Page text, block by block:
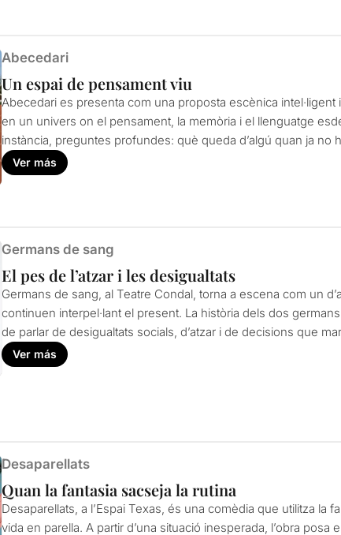
Abecedari
Un espai de pensament viu
Abecedari es presenta com una proposta escènica
en un univers on el pensament, la memòria i el llenguatge
instància, preguntes profundes: què queda d’algú quan ja no
Ver más
Germans de sang
El pes de l’atzar i les desigualtats
Germans de sang, al Teatre Condal, torna a escena com un
continuen interpel·lant el present. La història dels dos
de parlar de desigualtats socials, d’atzar i de decisions que
Ver más
Desaparellats
Quan la fantasia sacseja la rutina
Desaparellats, a l’Espai Texas, és una comèdia que utilitza la
vida en parella. A partir d’una situació inesperada, l’obra